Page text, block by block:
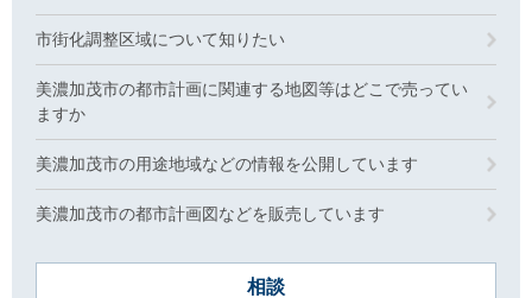
市街化調整区域について知りたい
美濃加茂市の都市計画に関連する地図等はどこで売ってい
ますか
美濃加茂市の用途地域などの情報を公開しています
美濃加茂市の都市計画図などを販売しています
相談